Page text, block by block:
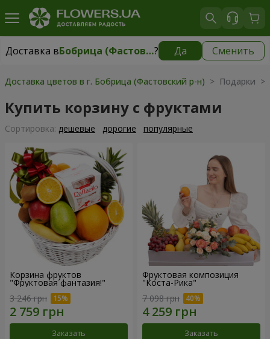
Доставка в Бобрица (Фастовский р-н)? Да Сменить
Доставка вБобрица (Фастовский р-н) бесплатно
Доставка цветов в г. Бобрица (Фастовский р-н) > Подарки >
Купить корзину с фруктами
Cортировка: дешевые дорогие популярные
Корзина фруктов
"Фруктовая фантазия!"
3 246 грн
Заказать
Фруктовая композиция
"Коста-Рика"
7 098 грн
Заказать